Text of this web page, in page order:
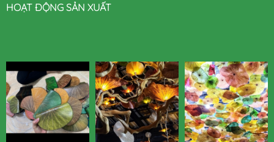
HOẠT ĐỘNG SẢN XUẤT